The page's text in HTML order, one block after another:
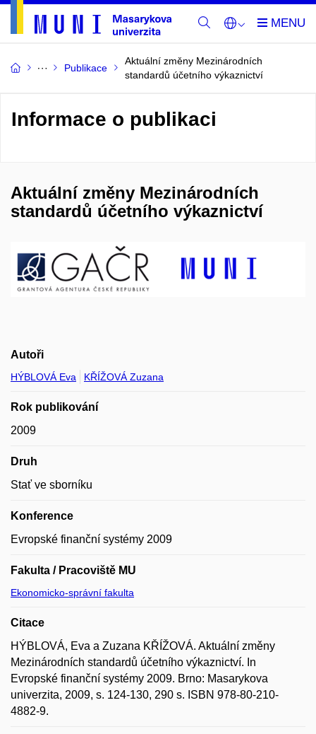
Publikace
Aktuální změny Mezinárodních
standardů účetního výkaznictví
Informace o publikaci
Aktuální změny Mezinárodních
standardů účetního výkaznictví
Autoři
HÝBLOVÁ Eva KŘÍŽOVÁ Zuzana
Rok publikování
2009
Druh
Stať ve sborníku
Konference
Evropské finanční systémy 2009
Fakulta / Pracoviště MU
Ekonomicko-správní fakulta
Citace
HÝBLOVÁ, Eva a Zuzana KŘÍŽOVÁ. Aktuální změny
Mezinárodních standardů účetního výkaznictví. In
Evropské finanční systémy 2009. Brno: Masarykova
univerzita, 2009, s. 124-130, 290 s. ISBN 978-80-210-
4882-9.